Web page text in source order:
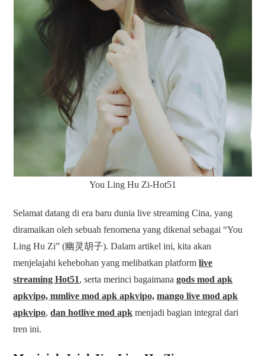
You Ling Hu Zi-Hot51
Selamat datang di era baru dunia live streaming Cina, yang
diramaikan oleh sebuah fenomena yang dikenal sebagai “You
Ling Hu Zi” (幽灵胡子). Dalam artikel ini, kita akan
menjelajahi kehebohan yang melibatkan platformlive
streaming Hot51, serta merinci bagaimanagods mod apk
apkvipo, mmlive mod apk apkvipo, mango live mod apk
apkvipo,dan hotlive mod apk menjadi bagian integral dari
tren ini.